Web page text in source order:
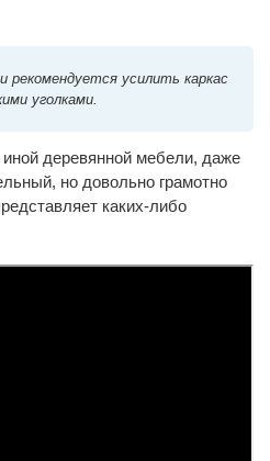
рекомендуется усилить каркас
уголками.
деревянной мебели, даже
но довольно грамотно
каких-либо